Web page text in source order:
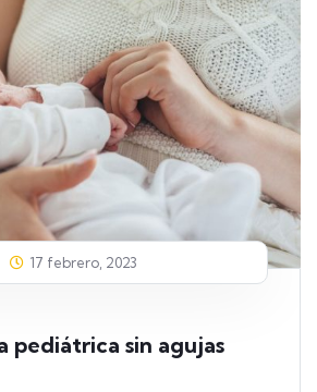
17 febrero, 2023
pediátrica sin agujas